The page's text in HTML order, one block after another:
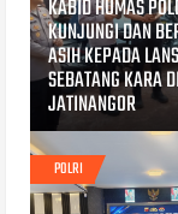
KABID HUMAS
KUNJUNGI DAN
ASIH KEPADA
SEBATANG KARA
JATINANGOR
POLRI